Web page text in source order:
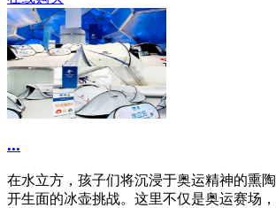
...
在水立方，孩子们将沉浸于奥运精神的熏
开生面的冰壶挑战。这里不仅是奥运赛场